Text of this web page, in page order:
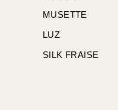
MUSETTE
LUZ
SILK FRAISE